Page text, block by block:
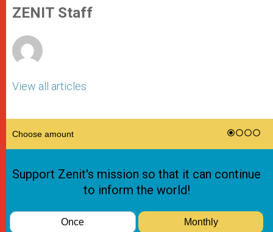
p
p
g
e
o
k
ZENIT Staff
View all articles